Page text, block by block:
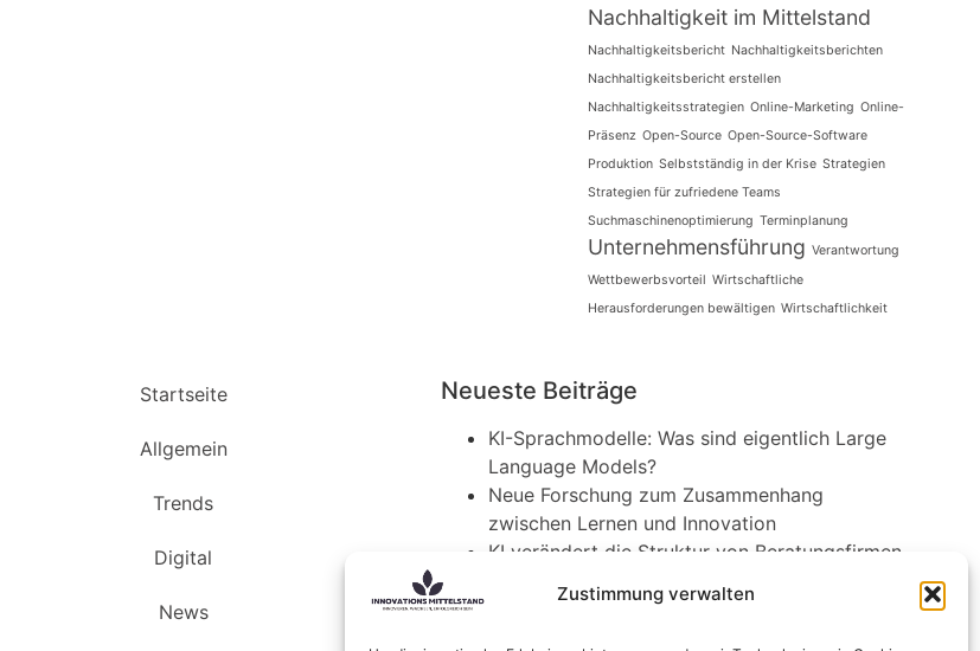
Zustimmung verwalten
Nachhaltigkeit im Mittelstand
Nachhaltigkeitsbericht Nachhaltigkeitsberichten
Nachhaltigkeitsbericht erstellen
Nachhaltigkeitsstrategien Online-Marketing Online-
Präsenz Open-Source Open-Source-Software
Produktion Selbstständig in der Krise Strategien
Strategien für zufriedene Teams
Suchmaschinenoptimierung Terminplanung
Unternehmensführung Verantwortung
Wettbewerbsvorteil Wirtschaftliche
Herausforderungen bewältigen Wirtschaftlichkeit
Startseite
Allgemein
Trends
Digital
News
Neueste Beiträge
KI-Sprachmodelle: Was sind eigentlich Large
Language Models?
Neue Forschung zum Zusammenhang
zwischen Lernen und Innovation
KI verändert die Struktur von Beratungsfirmen
schützen Obstbäume